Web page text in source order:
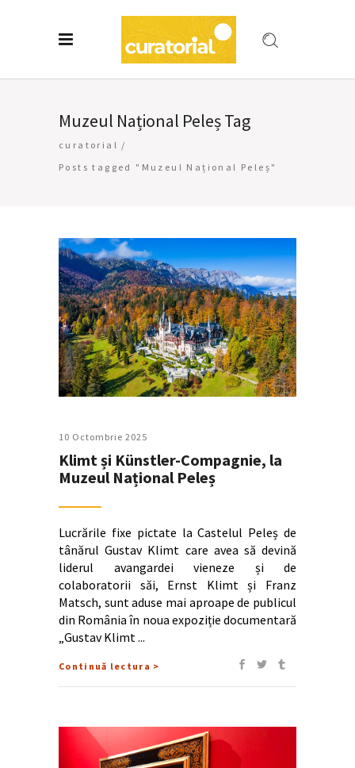
Muzeul Național Peleș Tag
curatorial /
Posts tagged "Muzeul Național Peleș"
10 Octombrie 2025
Klimt și Künstler-Compagnie, la
Muzeul Național Peleș
Lucrările fixe pictate la Castelul Peleș de
tânărul Gustav Klimt care avea să devină
liderul avangardei vieneze și de
colaboratorii săi, Ernst Klimt și Franz
Matsch, sunt aduse mai aproape de publicul
din România în noua expoziție documentară
„Gustav Klimt
Continuă lectura >